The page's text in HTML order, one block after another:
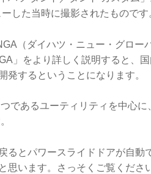
した当時に撮影されたものです
（ダイハツ・ニュー・グロー
」をより詳しく説明すると、
するということになります。
であるユーティリティを中心に
るとパワースライドドアが自動
思います。さっそくご覧くださ